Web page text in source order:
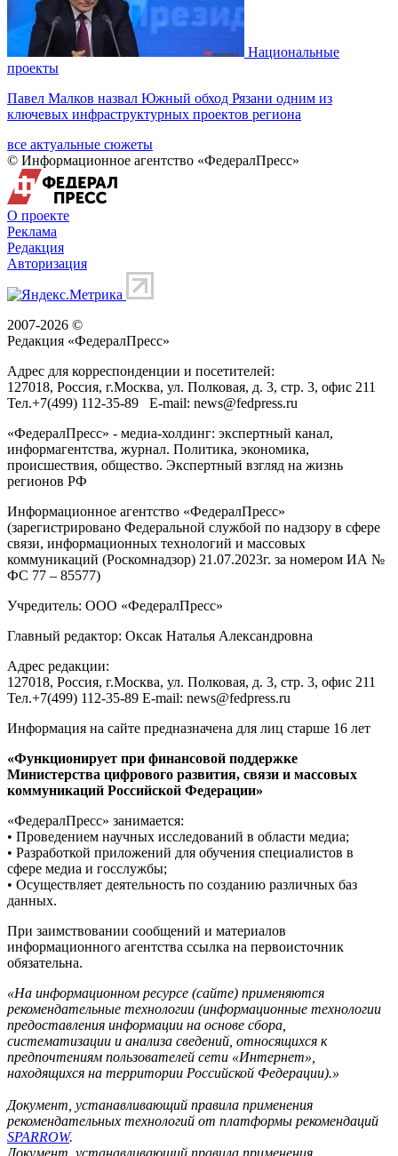
Национальные
проекты
Павел Малков назвал Южный обход Рязани одним из
ключевых инфраструктурных проектов региона
все актуальные сюжеты
© Информационное агентство «ФедералПресс»
О проекте
Реклама
Редакция
Авторизация
2007-2026 ©
Редакция «ФедералПресс»
Адрес для корреспонденции и посетителей:
127018, Россия, г.Москва, ул. Полковая, д. 3, стр. 3, офис 211
Тел.+7(499) 112-35-89 E-mail: news@fedpress.ru
«ФедералПресс» - медиа-холдинг: экспертный канал,
информагентства, журнал. Политика, экономика,
происшествия, общество. Экспертный взгляд на жизнь
регионов РФ
Информационное агентство «ФедералПресс»
(зарегистрировано Федеральной службой по надзору в сфере
связи, информационных технологий и массовых
коммуникаций (Роскомнадзор) 21.07.2023г. за номером ИА №
ФС 77 – 85577)
Учредитель: ООО «ФедералПресс»
Главный редактор: Оксак Наталья Александровна
Адрес редакции:
127018, Россия, г.Москва, ул. Полковая, д. 3, стр. 3, офис 211
Тел.+7(499) 112-35-89 E-mail: news@fedpress.ru
Информация на сайте предназначена для лиц старше 16 лет
«Функционирует при финансовой поддержке
Министерства цифрового развития, связи и массовых
коммуникаций Российской Федерации»
«ФедералПресс» занимается:
• Проведением научных исследований в области медиа;
• Разработкой приложений для обучения специалистов в
сфере медиа и госслужбы;
• Осуществляет деятельность по созданию различных баз
данных.
При заимствовании сообщений и материалов
информационного агентства ссылка на первоисточник
обязательна.
«На информационном ресурсе (сайте) применяются
рекомендательные технологии (информационные технологии
предоставления информации на основе сбора,
систематизации и анализа сведений, относящихся к
предпочтениям пользователей сети «Интернет»,
находящихся на территории Российской Федерации).»
Документ, устанавливающий правила применения
рекомендательных технологий от платформы рекомендаций
SPARROW.
Документ, устанавливающий правила применения